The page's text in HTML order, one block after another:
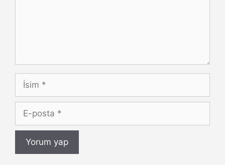
İsim
posta